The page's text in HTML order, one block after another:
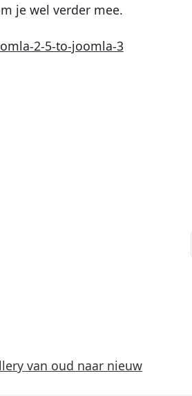
je wel verder mee.
2-5-to-joomla-3
van oud naar nieuw